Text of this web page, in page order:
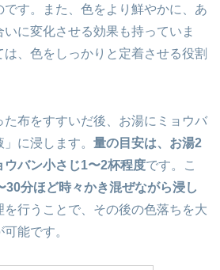
す。また、色をより鮮やかに、あ
に変化させる効果も持っていま
、色をしっかりと定着させる役割
布をすすいだ後、お湯にミョウバ
に浸します。 量の目安は、お湯2
ウバン小さじ1〜2杯程度です。こ
30分ほど時々かき混ぜながら浸し
を行うことで、その後の色落ちを大
能です。